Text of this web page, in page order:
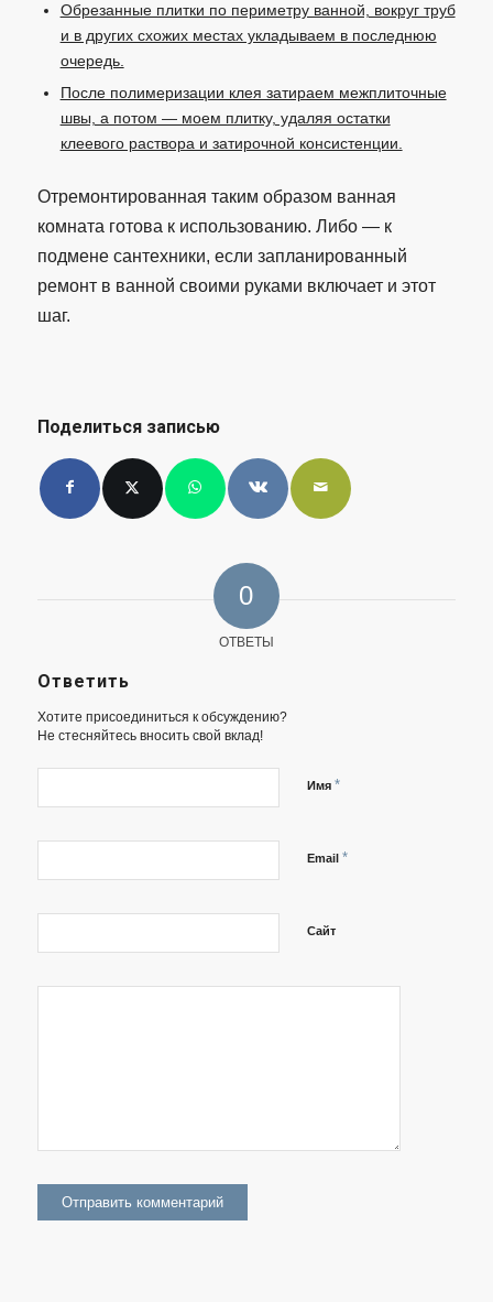
Обрезанные плитки по периметру ванной, вокруг труб
и в других схожих местах укладываем в последнюю
очередь.
После полимеризации клея затираем межплиточные
швы, а потом — моем плитку, удаляя остатки
клеевого раствора и затирочной консистенции.
Отремонтированная таким образом ванная
комната готова к использованию. Либо — к
подмене сантехники, если запланированный
ремонт в ванной своими руками включает и этот
шаг.
Поделиться записью
0
ОТВЕТЫ
Ответить
Хотите присоединиться к обсуждению?
Не стесняйтесь вносить свой вклад!
Имя *
Email *
Сайт